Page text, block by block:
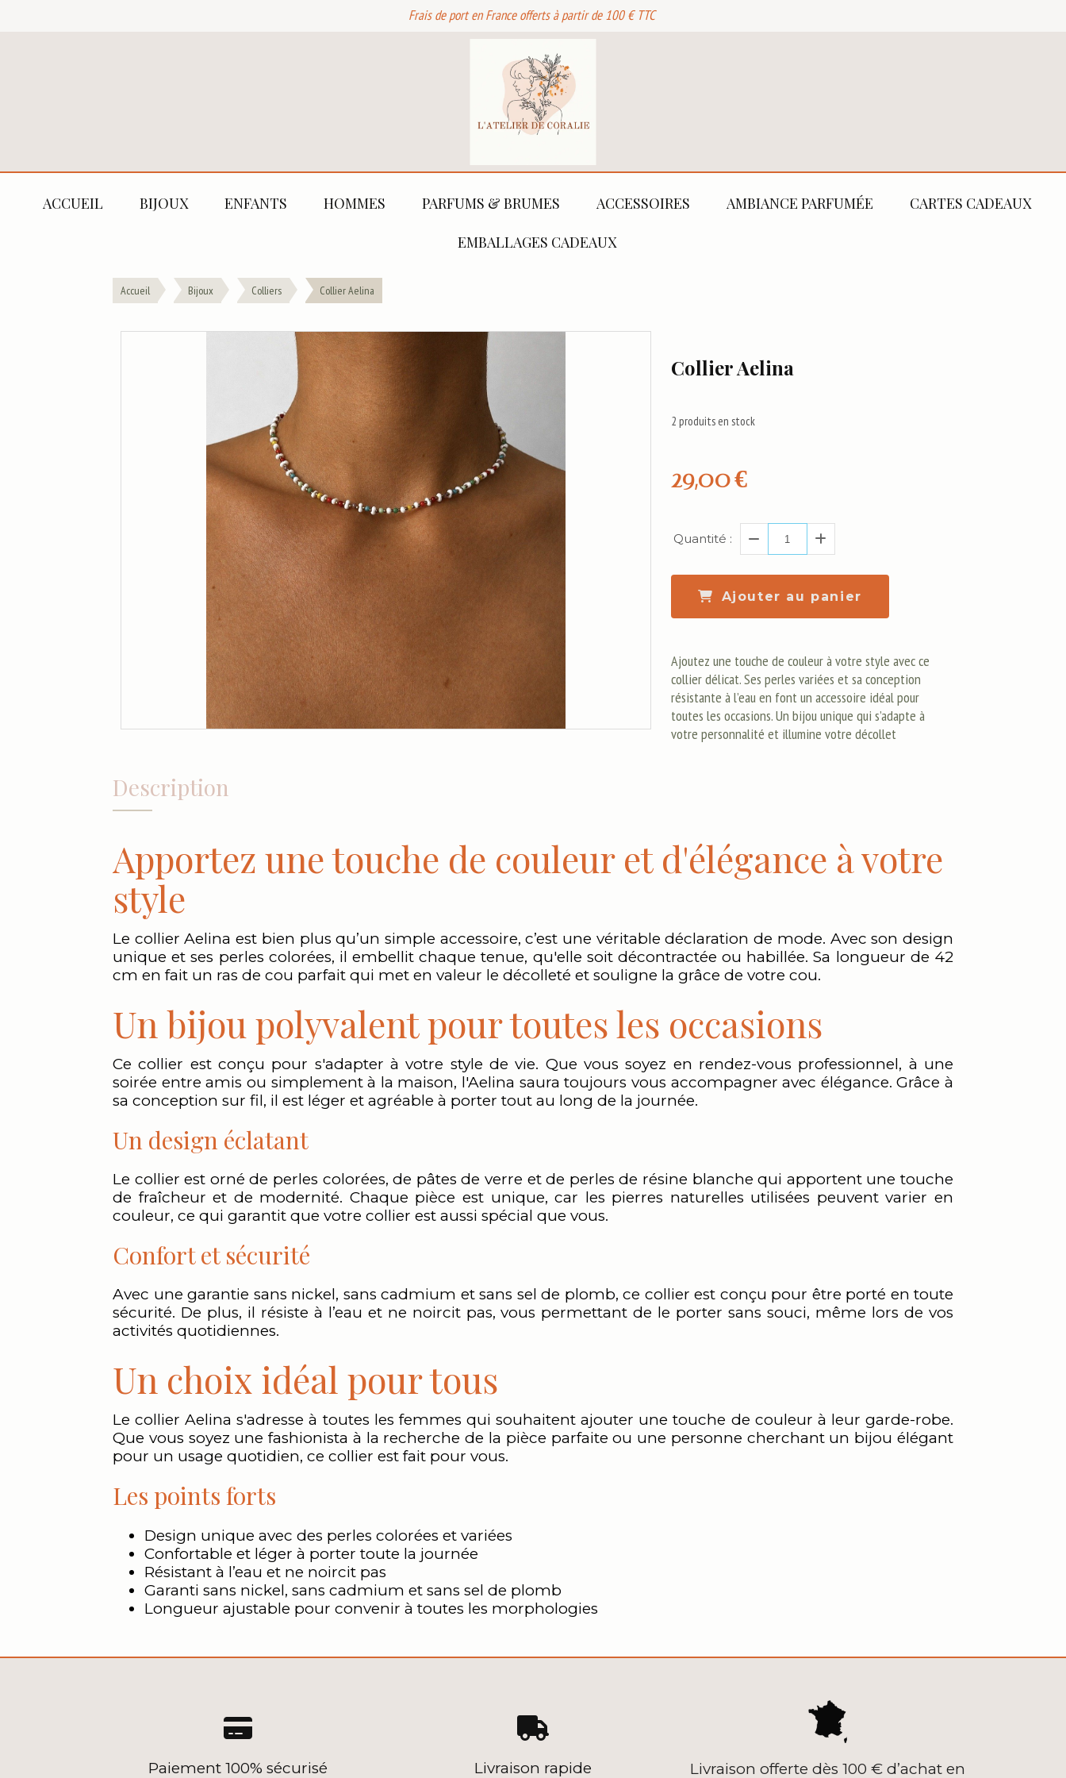
Frais de port en France offerts à partir de 100 € TTC
ACCUEIL BIJOUX ENFANTS HOMMES PARFUMS & BRUMES ACCESSOIRES AMBIANCE PARFUMÉE CARTES CADEAUX
EMBALLAGES CADEAUX
Accueil Bijoux Colliers Collier Aelina
Collier Aelina
29,00€
2 produits en stock
Quantité :
Ajouter au panier
Ajoutez une touche de couleur à votre style avec ce
collier délicat. Ses perles variées et sa conception
résistante à l’eau en font un accessoire idéal pour
toutes les occasions. Un bijou unique qui s’adapte à
votre personnalité et illumine votre décollet
Description
Apportez une touche de couleur et d'élégance à votre
style
Le collier Aelina est bien plus qu’un simple accessoire, c’est une véritable déclaration de mode. Avec son design
unique et ses perles colorées, il embellit chaque tenue, qu'elle soit décontractée ou habillée. Sa longueur de 42
cm en fait un ras de cou parfait qui met en valeur le décolleté et souligne la grâce de votre cou.
Un bijou polyvalent pour toutes les occasions
Ce collier est conçu pour s'adapter à votre style de vie. Que vous soyez en rendez-vous professionnel, à une
soirée entre amis ou simplement à la maison, l'Aelina saura toujours vous accompagner avec élégance. Grâce à
sa conception sur fil, il est léger et agréable à porter tout au long de la journée.
Un design éclatant
Le collier est orné de perles colorées, de pâtes de verre et de perles de résine blanche qui apportent une touche
de fraîcheur et de modernité. Chaque pièce est unique, car les pierres naturelles utilisées peuvent varier en
couleur, ce qui garantit que votre collier est aussi spécial que vous.
Confort et sécurité
Avec une garantie sans nickel, sans cadmium et sans sel de plomb, ce collier est conçu pour être porté en toute
sécurité. De plus, il résiste à l’eau et ne noircit pas, vous permettant de le porter sans souci, même lors de vos
activités quotidiennes.
Un choix idéal pour tous
Le collier Aelina s'adresse à toutes les femmes qui souhaitent ajouter une touche de couleur à leur garde-robe.
Que vous soyez une fashionista à la recherche de la pièce parfaite ou une personne cherchant un bijou élégant
pour un usage quotidien, ce collier est fait pour vous.
Les points forts
Design unique avec des perles colorées et variées
Confortable et léger à porter toute la journée
Résistant à l’eau et ne noircit pas
Garanti sans nickel, sans cadmium et sans sel de plomb
Longueur ajustable pour convenir à toutes les morphologies

Paiement 100% sécurisé

Livraison rapide Livraison offerte dès 100 € d’achat en